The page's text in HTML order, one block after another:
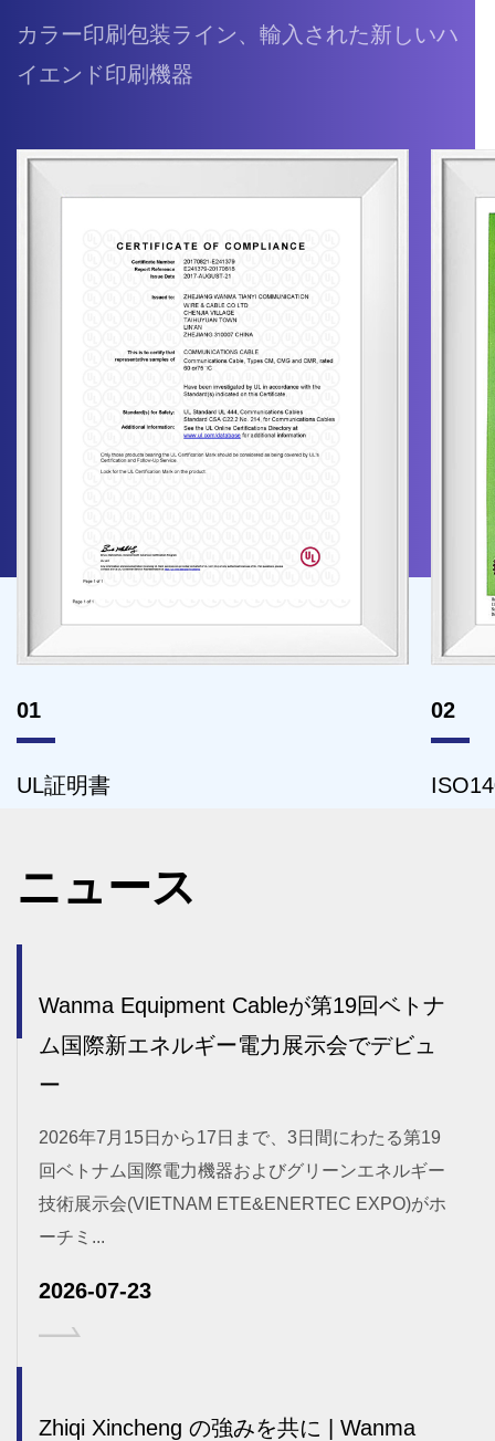
カラー印刷包装ライン、輸入された新しいハ
イエンド印刷機器
ISO14001証明書
ニュース
Wanma Equipment Cableが第19回ベトナ
ム国際新エネルギー電力展示会でデビュ
ー
2026年7月15日から17日まで、3日間にわたる第19
回ベトナム国際電力機器およびグリーンエネルギー
技術展示会(VIETNAM ETE&ENERTEC EXPO)がホ
ーチミ...
2026-07-23
Zhiqi Xincheng の強みを共に | Wanma